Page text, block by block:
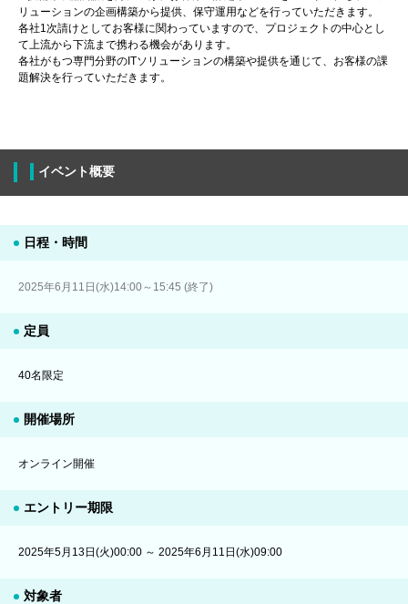
リューションの企画構築から提供、保守運用などを行っていただきます。
各社1次請けとしてお客様に関わっていますので、プロジェクトの中心とし
て上流から下流まで携わる機会があります。
各社がもつ専門分野のITソリューションの構築や提供を通じて、お客様の課
題解決を行っていただきます。
イベント概要
日程・時間
2025年6月11日(水)14:00～15:45 (終了)
定員
40名限定
開催場所
オンライン開催
エントリー期限
2025年5月13日(火)00:00 ～ 2025年6月11日(水)09:00
対象者